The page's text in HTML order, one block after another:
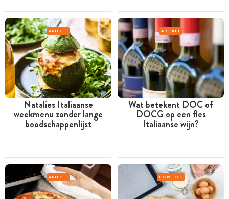
ARTIKEL
Natalies Italiaanse
weekmenu zonder lange
boodschappenlijst
ARTIKEL
Wat betekent DOC of
DOCG op een fles
Italiaanse wijn?
ARTIKEL HOW TO'S